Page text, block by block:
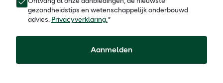
gezondheidstips en wetenschappelijk onderbouwd
advies. Privacyverklaring.*
Aanmelden